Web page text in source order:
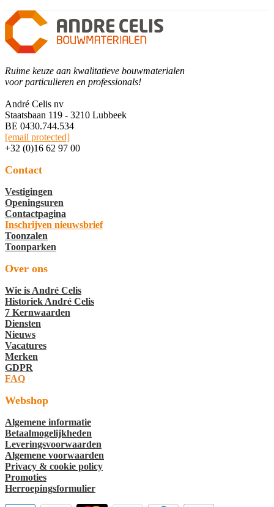
Ruime keuze aan kwalitatieve bouwmaterialen
voor particulieren en professionals!
André Celis nv
Staatsbaan 119 - 3210 Lubbeek
BE 0430.744.534
[email protected]
+32 (0)16 62 97 00
Contact
Vestigingen
Openingsuren
Contactpagina
Inschrijven nieuwsbrief
Toonzalen
Toonparken
Over ons
Wie is André Celis
Historiek André Celis
7 Kernwaarden
Diensten
Nieuws
Vacatures
Merken
GDPR
FAQ
Webshop
Algemene informatie
Betaalmogelijkheden
Leveringsvoorwaarden
Algemene voorwaarden
Privacy & cookie policy
Promoties
Herroepingsformulier